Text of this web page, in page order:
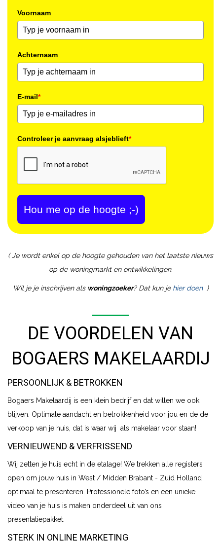
Voornaam
Achternaam
E-mail*
Controleer je aanvraag alsjeblieft*
Hou me op de hoogte ;-)
( Je wordt enkel op de hoogte gehouden van het laatste nieuws
op de woningmarkt en ontwikkelingen.
Wil je je inschrijven als woningzoeker? Dat kun je hier doen )
DE VOORDELEN VAN
BOGAERS MAKELAARDIJ
PERSOONLIJK & BETROKKEN
Bogaers Makelaardij is een klein bedrijf en dat willen we ook
blijven. Optimale aandacht en betrokkenheid voor jou en de de
verkoop van je huis, dat is waar wij als makelaar voor staan!
VERNIEUWEND & VERFRISSEND
Wij zetten je huis echt in de etalage! We trekken alle registers
open om jouw huis in West / Midden Brabant - Zuid Holland
optimaal te presenteren. Professionele foto’s en een unieke
video van je huis is maken onderdeel uit van ons
presentatiepakket.
STERK IN ONLINE MARKETING